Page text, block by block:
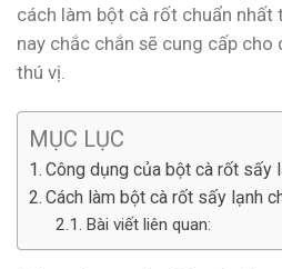
cách làm bột cà rốt chuẩn nhất
nay chắc chắn sẽ cung cấp
thú vị.
MỤC LỤC
Công dụng của bột cà rốt sấy
Cách làm bột cà rốt sấy lạnh
Bài viết liên quan: